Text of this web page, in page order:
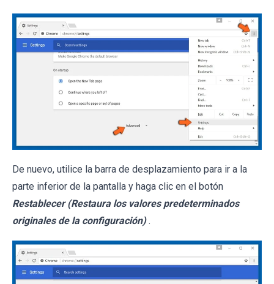
De nuevo, utilice la barra de desplazamiento para ir a la
parte inferior de la pantalla y haga clic en el botón
Restablecer (Restaura los valores predeterminados
originales de la configuración) .